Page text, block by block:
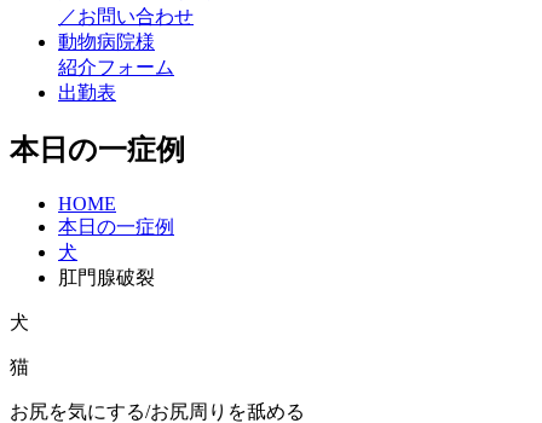
／お問い合わせ
動物病院様
紹介フォーム
出勤表
本日の一症例
HOME
本日の一症例
犬
肛門腺破裂
犬
猫
お尻を気にする/お尻周りを舐める